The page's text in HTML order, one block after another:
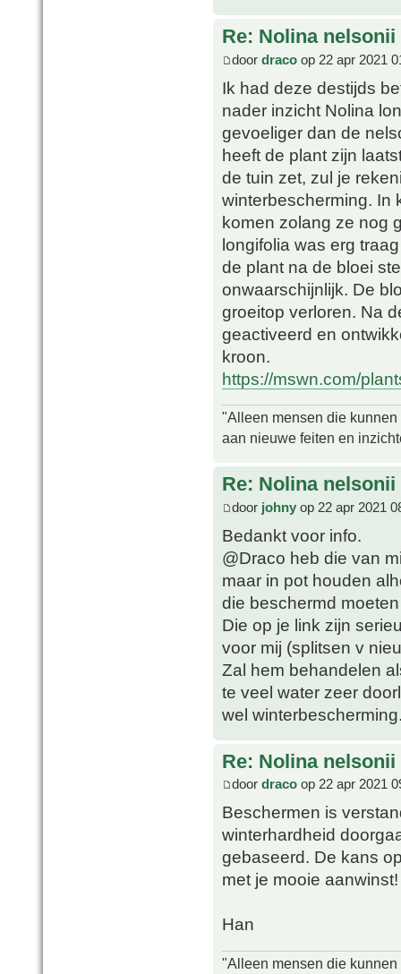
Re: Nolina nelsonii
door draco op 22 apr 2021
Ik had deze destijds
nader inzicht Nolina
gevoeliger dan de
heeft de plant zijn
de tuin zet, zul je
winterbescherming. In
komen zolang ze nog
longifolia was erg
de plant na de bloei
onwaarschijnlijk. De
groeitop verloren. Na
geactiveerd en
kroon.
https://mswn.com/
"Alleen mensen die
aan nieuwe feiten en
Re: Nolina nelsonii
door johny op 22 apr 2021
Bedankt voor info.
@Draco heb die van
maar in pot houden
die beschermd
Die op je link zijn
voor mij (splitsen v
Zal hem behandelen
te veel water zeer
wel
Re: Nolina nelsonii
door draco op 22 apr 2021
Beschermen is
winterhardheid
gebaseerd. De kans
met je mooie aanwinst!
Han
"Alleen mensen die